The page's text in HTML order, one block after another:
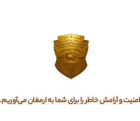
و آرامش خاطر را برای شما به ارمغان می‌آوریم.